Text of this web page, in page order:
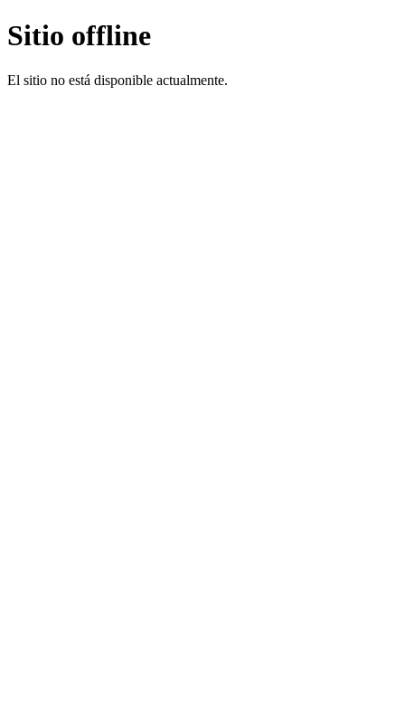
Sitio offline
El sitio no está disponible actualmente.